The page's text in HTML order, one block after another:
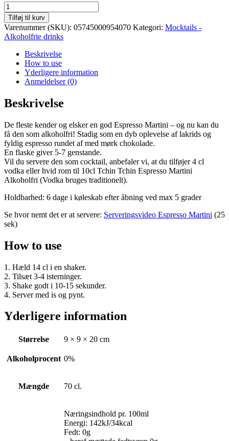
Espresso
Martini
Alkoholfri
antal
Tilføj til kurv
Varenummer (SKU): 05745000954070 Kategori: Mocktails -
Alkoholfrie drinks
Beskrivelse
How to use
Yderligere information
Anmeldelser (0)
Beskrivelse
De fleste kender og elsker en god Espresso Martini – og nu kan du
få den som alkoholfri! Stadig som en dyb oplevelse af lakrids og
fyldig espresso rundet af med mørk chokolade.
En flaske giver 5-7 genstande.
Vil du servere den som cocktail, anbefaler vi, at du tilføjer 4 cl
vodka eller hvid rom til 10cl Tchin Tchin Espresso Martini
Alkoholfri (Vodka bruges traditionelt).
Holdbarhed: 6 dage i køleskab efter åbning ved max 5 grader
Se hvor nemt det er at servere: Serveringsvideo Espresso Martini (25
sek)
How to use
1. Hæld 14 cl i en shaker.
2. Tilsæt 3-4 isterninger.
3. Shake godt i 10-15 sekunder.
4. Server med is og pynt.
Yderligere information
Størrelse 9 × 9 × 20 cm
Alkoholprocent 0%
Mængde 70 cl.
Næringsindhold pr. 100ml
Energi: 142kJ/34kcal
Fedt: 0g